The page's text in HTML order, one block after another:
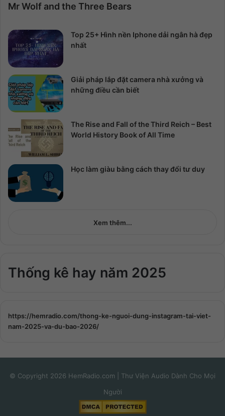
Mr Wolf and the Three Bears
Top 25+ Hình nền Iphone dải ngân hà đẹp
nhất
Giải pháp lắp đặt camera nhà xưởng và
những điều cần biết
The Rise and Fall of the Third Reich – Best
World History Book of All Time
Học làm giàu bằng cách thay đổi tư duy
Xem thêm...
Thống kê hay năm 2025
https://hemradio.com/thong-ke-nguoi-dung-instagram-tai-viet-
nam-2025-va-du-bao-2026/
© Copyright 2026 HemRadio.com | Thư Viện Audio Dành Cho Mọi
Người